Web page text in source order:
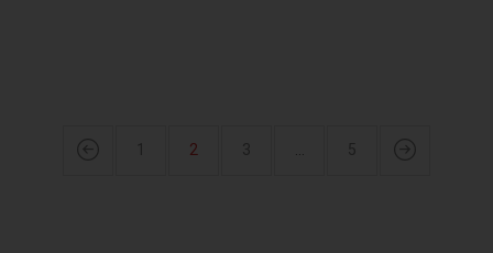
1 2 3 … 5